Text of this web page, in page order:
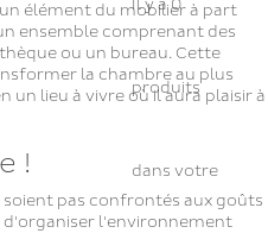
Il y a0
produits
dans votre
élément du mobilier à part
ensemble comprenant des
ou un bureau. Cette
la chambre au plus
un lieu à vivre où il aura plaisir à
!
soient pas confrontés aux goûts
d'organiser l'environnement